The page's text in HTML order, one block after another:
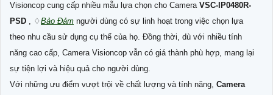
Visioncop cung cấp nhiều mẫu lựa chọn cho Camera VSC-IP0480R-
PSD , ♢Bảo Đảm người dùng có sự linh hoạt trong việc chọn lựa
theo nhu cầu sử dụng cụ thể của họ. Đồng thời, dù với nhiều tính
năng cao cấp, Camera Visioncop vẫn có giá thành phù hợp, mang lại
sự tiện lợi và hiệu quả cho người dùng.
Với những ưu điểm vượt trội về chất lượng và tính năng, Camera